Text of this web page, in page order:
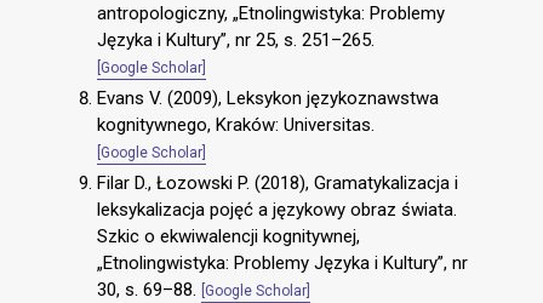
antropologiczny, „Etnolingwistyka: Problemy
Języka i Kultury”, nr 25, s. 251–265.
[Google Scholar]
Evans V. (2009), Leksykon językoznawstwa
kognitywnego, Kraków: Universitas.
[Google Scholar]
Filar D., Łozowski P. (2018), Gramatykalizacja i
leksykalizacja pojęć a językowy obraz świata.
Szkic o ekwiwalencji kognitywnej,
„Etnolingwistyka: Problemy Języka i Kultury”, nr
30, s. 69–88.
[Google Scholar]